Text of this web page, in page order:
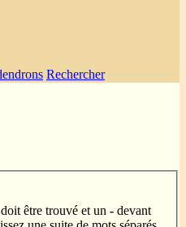
Rechercher
être trouvé et un - devant